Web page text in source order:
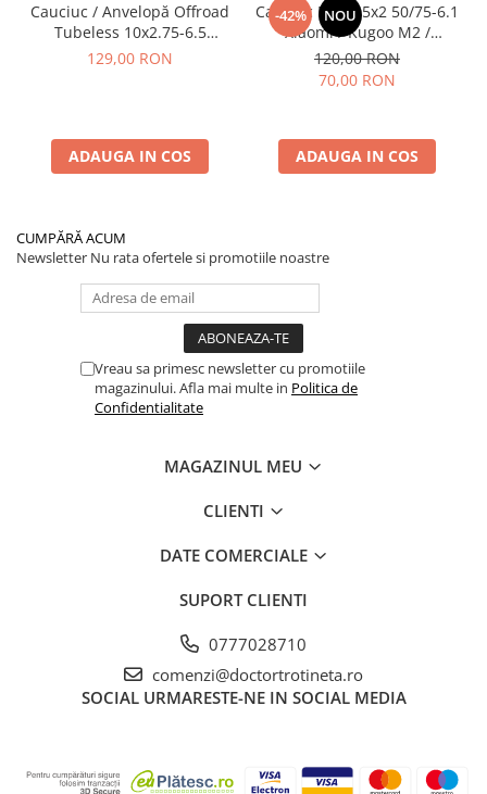
Cauciuc / Anvelopă Offroad
Tubeless 10x2.75-6.5
KuKirin G2/G2 Master 2025
129,00 RON
ADAUGA IN COS
-42% NOU
Cauciuc Plin 8.5x2 50/75-6.1
Xiaomi / Kugoo M2 /
Ducati/Evergreen/Motus/
120,00 RON
70,00 RON
ADAUGA IN COS
CUMPĂRĂ ACUM
Newsletter Nu rata ofertele si promotiile noastre
Vreau sa primesc newsletter cu promotiile
magazinului. Afla mai multe in Politica de
Confidentialitate
MAGAZINUL MEU
CLIENTI
DATE COMERCIALE
SUPORT CLIENTI
0777028710
comenzi@doctortrotineta.ro
SOCIAL URMARESTE-NE IN SOCIAL MEDIA